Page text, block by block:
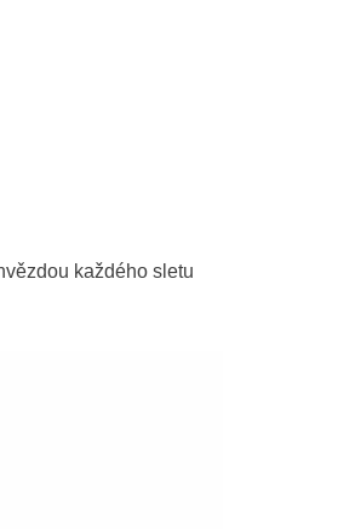
každého sletu